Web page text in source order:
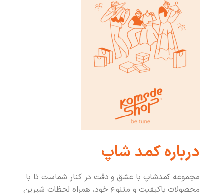
درباره کمد شاپ
مجموعه کمدشاپ با عشق و دقت در کنار شماست تا با
محصولات باکیفیت و متنوع خود، همراه لحظات شیرین